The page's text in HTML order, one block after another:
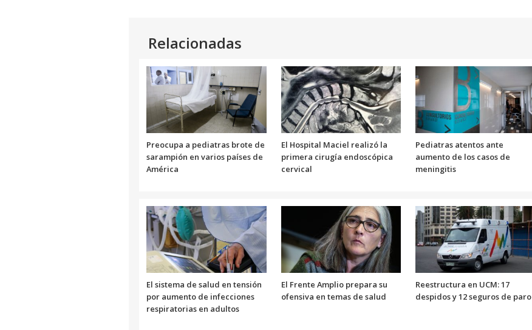
Relacionadas
Preocupa a pediatras brote de
sarampión en varios países de
América
El Hospital Maciel realizó la
primera cirugía endoscópica
cervical
Pediatras atentos ante
aumento de los casos de
meningitis
El sistema de salud en tensión
por aumento de infecciones
respiratorias en adultos
El Frente Amplio prepara su
ofensiva en temas de salud
Reestructura en UCM: 17
despidos y 12 seguros de paro